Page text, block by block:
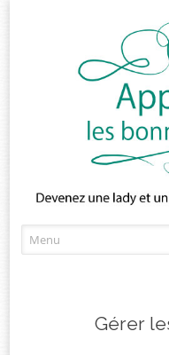
Gérer